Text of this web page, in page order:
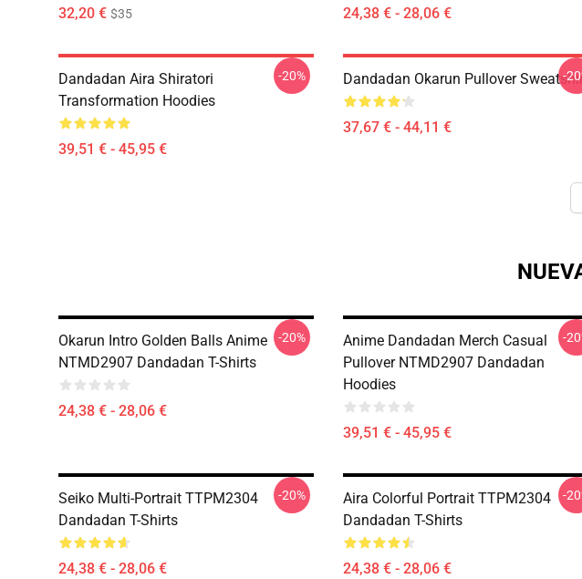
32,20 € $35 24,38 € - 28,06 €
Dandadan Aira Shiratori
Transformation Hoodies
39,51 € - 45,95 €
-20% Dandadan Okarun Pullover
37,67 € - 44,11 €
-
Okarun Intro Golden Balls Anime
NTMD2907 Dandadan T-Shirts
24,38 € - 28,06 €
-20%
Anime Dandadan Merch Casual
Pullover NTMD2907 Dandadan
Hoodies
39,51 € - 45,95 €
-
Seiko Multi-Portrait TTPM2304
Dandadan T-Shirts
24,38 € - 28,06 €
-20%
Aira Colorful Portrait TTPM2304
Dandadan T-Shirts
24,38 € - 28,06 €
-